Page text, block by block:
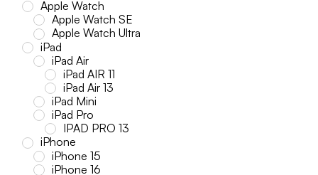
Apple Watch
Apple Watch SE
Apple Watch Ultra
iPad
iPad Air
iPad AIR 11
iPad Air 13
iPad Mini
iPad Pro
IPAD PRO 13
iPhone
iPhone 15
iPhone 16